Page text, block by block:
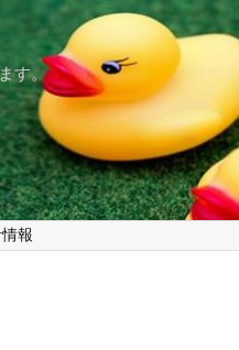
す。
報